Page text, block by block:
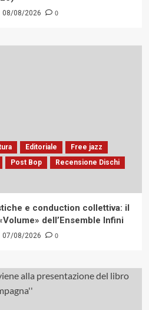
08/08/2026 0
Editoriale
Free jazz
Post Bop
Recensione Dischi
e conduction collettiva: il
dell’Ensemble Infini
07/08/2026 0